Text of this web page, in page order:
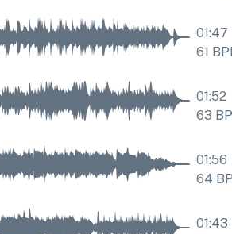
01:47
61
01:52
63
01:56
64
01:43